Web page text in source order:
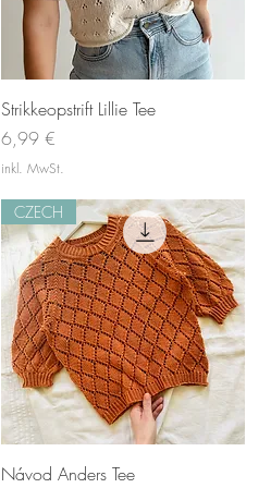
Schnellansicht
Strikkeopstrift Lillie Tee
Preis
6,99 €
inkl. MwSt.
Schnellansicht
CZECH
Návod Anders Tee